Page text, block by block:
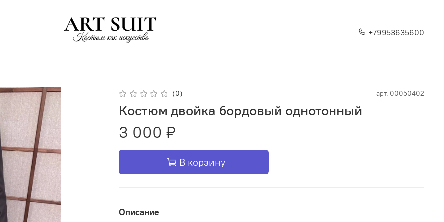
+79953635600
(0) арт. 00050402
Костюм двойка бордовый однотонный
3 000 ₽
В корзину
Описание